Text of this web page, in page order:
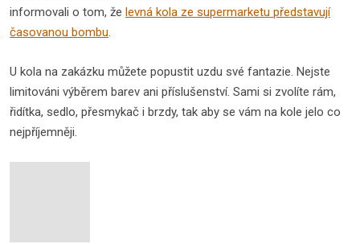
informovali o tom, že levná kola ze supermarketu představují
časovanou bombu.
U kola na zakázku můžete popustit uzdu své fantazie. Nejste
limitováni výběrem barev ani příslušenství. Sami si zvolíte rám,
řidítka, sedlo, přesmykač i brzdy, tak aby se vám na kole jelo co
nejpříjemněji.